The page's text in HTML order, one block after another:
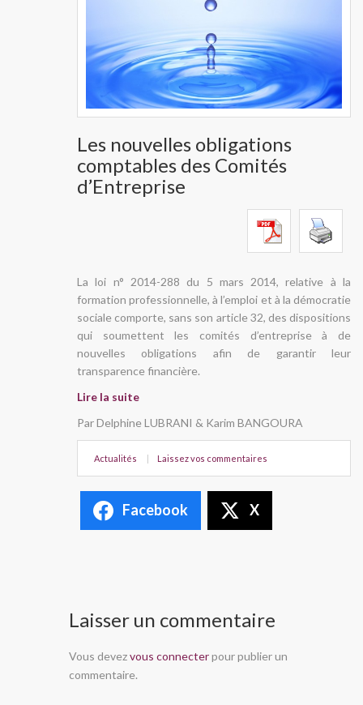
Les nouvelles obligations
comptables des Comités
d’Entreprise
La loi n° 2014-288 du 5 mars 2014, relative à la
formation professionnelle, à l’emploi et à la démocratie
sociale comporte, sans son article 32, des dispositions
qui soumettent les comités d’entreprise à de
nouvelles obligations afin de garantir leur
transparence financière.
Lire la suite
Par Delphine LUBRANI & Karim BANGOURA
Actualités | Laissez vos commentaires
Facebook X
Laisser un commentaire
Vous devezvous connecterpour publier un
commentaire.